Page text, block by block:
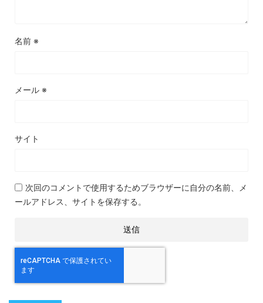
名前 ※
メール ※
サイト
次回のコメントで使用するためブラウザーに自分の名前、メ
ールアドレス、サイトを保存する。